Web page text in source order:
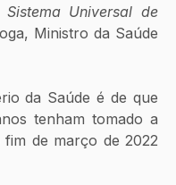
Universal de
Ministro da Saúde
tenham tomado a
de março de 2022